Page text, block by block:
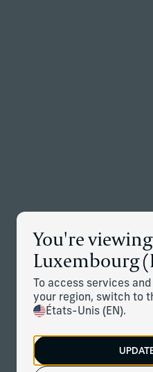
You're
Luxembourg
To access services
your region, switch to
États-Unis (EN).
Corient Entre
Canadien,
Expansion
Le 29 avril 2026
Télécharger
Le cabinet étend son